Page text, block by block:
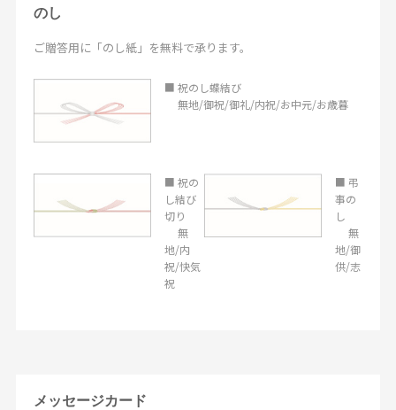
のし
ご贈答用に「のし紙」を無料で承ります。
■ 祝のし蝶結び
無地/御祝/御礼/内祝/お中元/お歳暮
■ 祝の
し結び
切り
無
地/内
祝/快気
祝
■ 弔
事の
し
無
地/御
供/志
メッセージカード